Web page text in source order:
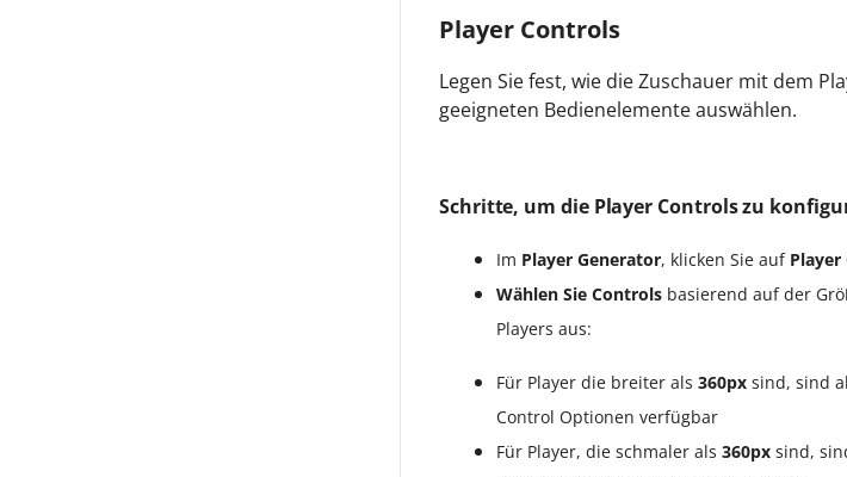
Player Controls
Legen Sie fest, wie die Zuschauer mit dem
geeigneten Bedienelemente auswählen.
Schritte, um die Player Controls zu
Im Player Generator, klicken Sie auf
Wählen Sie Controls basierend auf der
Players aus:
Für Player die breiter als 360px sind, sind
Control Optionen verfügbar
Für Player, die schmaler als 360px sind,